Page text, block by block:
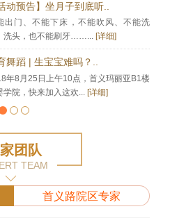
动预告】坐月子到底听..
出门、不能下床，不能吹风、不能洗
洗头，也不能刷牙……... [详细]
舞蹈 | 生宝宝难吗？..
年8月25日上午10点，首义玛丽亚B1楼
学院，快来加入这欢...
[详细]
团队
TEAM
首义路院区专家